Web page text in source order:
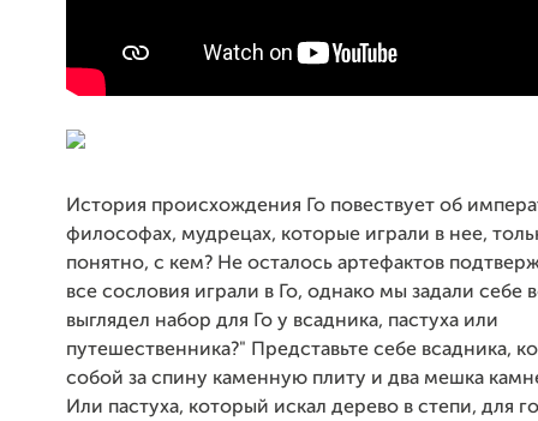
История происхождения Го повествует об
философах, мудрецах, которые играли в нее,
понятно, с кем? Не осталось артефактов
все сословия играли в Го, однако мы задали себе
выглядел набор для Го у всадника, пастуха или
путешественника?" Представьте себе всадника,
собой за спину каменную плиту и два мешка
Или пастуха, который искал дерево в степи, для